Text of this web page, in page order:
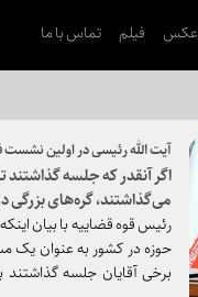
عکس فیلم تماس با ما
آیت الله رئیسی در اولین نشست
اگر آنقدر که جلسه گذاشتند
می‌گذاشتند، گره‌های بزرگی
رئیس قوه قضاییه با بیان
حوزه در کشور به عنوان یک
برخی آقایان جلسه گذاشتند